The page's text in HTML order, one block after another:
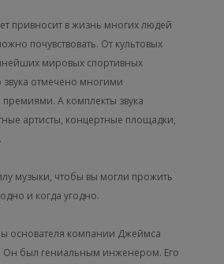
привносит в жизнь многих людей
почувствовать. От культовых
мировых спортивных
звука отмечено многими
А комплекты звука
артисты, концертные площадки,
музыки, чтобы вы могли прожить
и когда угодно.
основателя компании Джеймса
Он был гениальным инженером. Его